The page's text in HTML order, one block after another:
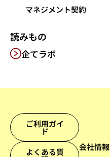
マネジメント契約
読みもの
企てラボ
ご利用ガイ
ド
よくある質
会社情報